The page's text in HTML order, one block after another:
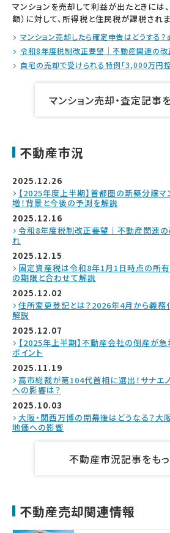
マンションを売却して利益が出たときには
額）に対して、所得税と住民税が課税されま
マンション売却したら確定申告はどうする
令和8年度税制改正要望｜不動産関連の改
自宅の売却で受けられる特例「3,000万円控
マンション売却・査定記事
不動産市況
2025.12.26
【2025年度上半期】首都圏の新築分譲
増！背景と今後の予測を解説
2025.12.16
令和8年度税制改正要望｜不動産関連の
れ
2025.12.15
固定資産税は令和8年1月1日時点の所
の期限と合わせて解説
2025.12.02
住所変更登記とは？2026年4月から義務
解説
2025.12.07
【2025年上半期】不動産会社の倒産が
ポイント
2025.11.19
高市総裁が第104代首相に選出！サナエ
への影響は？
2025.10.03
大阪・関西万博の閉幕後はどうなる？大
地価への影響
不動産市況記事をも
不動産売却関連情報